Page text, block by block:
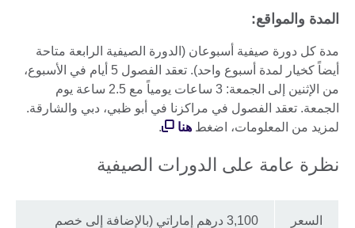
المدة والمواقع:
مدة كل دورة صيفية أسبوعان (الدورة الصيفية الرابعة متاحة
أيضاً كخيار لمدة أسبوع واحد). تعقد الفصول 5 أيام في الأسبوع،
من الإثنين إلى الجمعة: 3 ساعات يومياً مع 2.5 ساعة يوم
الجمعة. تعقد الفصول في مراكزنا في أبو ظبي، دبي والشارقة.
لمزيد من المعلومات، اضغط هنا .
نظرة عامة على الدورات الصيفية
السعر
3,100 درهم إماراتي (بالإضافة إلى خصم